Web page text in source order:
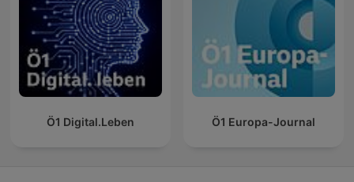
Ö1 Digital.Leben Ö1 Europa-Journal